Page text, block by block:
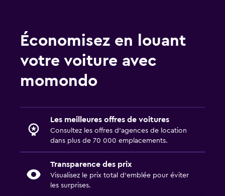
Économisez en louant
votre voiture avec
momondo
Les meilleures offres de voitures
Consultez les offres d’agences de location
dans plus de 70 000 emplacements.
Transparence des prix
Visualisez le prix total d’emblée pour éviter
les surprises.